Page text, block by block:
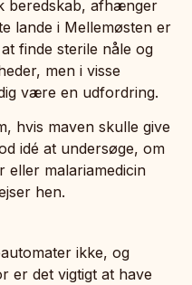
beredskab, afhænger
lande i Mellemøsten er
finde sterile nåle og
men i visse
være en udfordring.
hvis maven skulle give
idé at undersøge, om
malariamedicin
hen.
ikke, og
er det vigtigt at have